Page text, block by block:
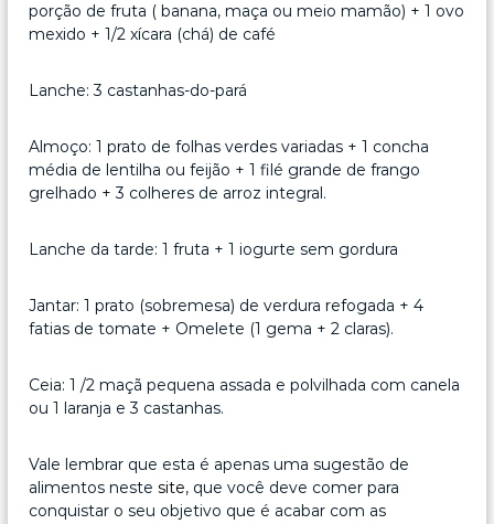
porção de fruta ( banana, maça ou meio mamão) + 1 ovo
mexido + 1/2 xícara (chá) de café
Lanche: 3 castanhas-do-pará
Almoço: 1 prato de folhas verdes variadas + 1 concha
média de lentilha ou feijão + 1 filé grande de frango
grelhado + 3 colheres de arroz integral.
Lanche da tarde: 1 fruta + 1 iogurte sem gordura
Jantar: 1 prato (sobremesa) de verdura refogada + 4
fatias de tomate + Omelete (1 gema + 2 claras).
Ceia: 1 /2 maçã pequena assada e polvilhada com canela
ou 1 laranja e 3 castanhas.
Vale lembrar que esta é apenas uma sugestão de
alimentos nestesite, que você deve comer para
conquistar o seu objetivo que é acabar com as